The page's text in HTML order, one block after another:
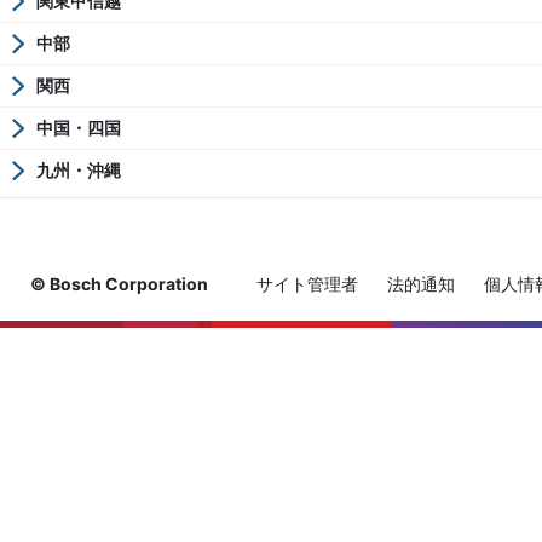
中部
関西
中国・四国
九州・沖縄
© Bosch Corporation サイト管理者 法的通知 個人情